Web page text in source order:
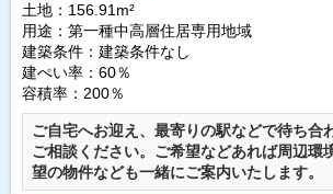
土地：156.91m²
用途：第一種中高層住居専用地域
建築条件： 建築条件なし
建ぺい率：60％
容積率：200％
ご自宅へお迎え、最寄りの駅などで待ち合
ご相談ください。ご希望などあれば周辺環
望の物件なども一緒にご案内いたします。